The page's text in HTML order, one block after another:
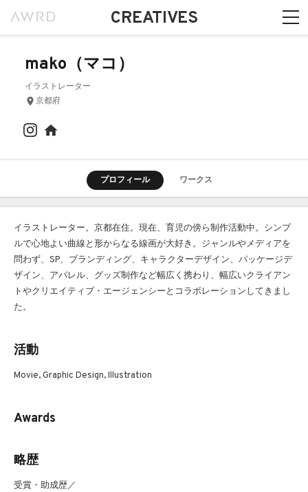
CREATIVES
mako（マコ）
イラストレーター
京都府
プロフィール ワークス
イラストレーター。京都在住。現在、育児の傍ら制作活動中。シンプ
ルで心地よい曲線と形からなる線画が大好き。ジャンルやメディアを
問わず、SP、ブランディング、キャラクターデザイン、パッケージデ
ザイン、アパレル、グッズ制作など幅広く携わり、幅広いクライアン
トやクリエイティブ・エージェンシーとコラボレーションしてきまし
た。
活動
Movie, Graphic Design, Illustration
Awards
略歴
受賞・助成歴／